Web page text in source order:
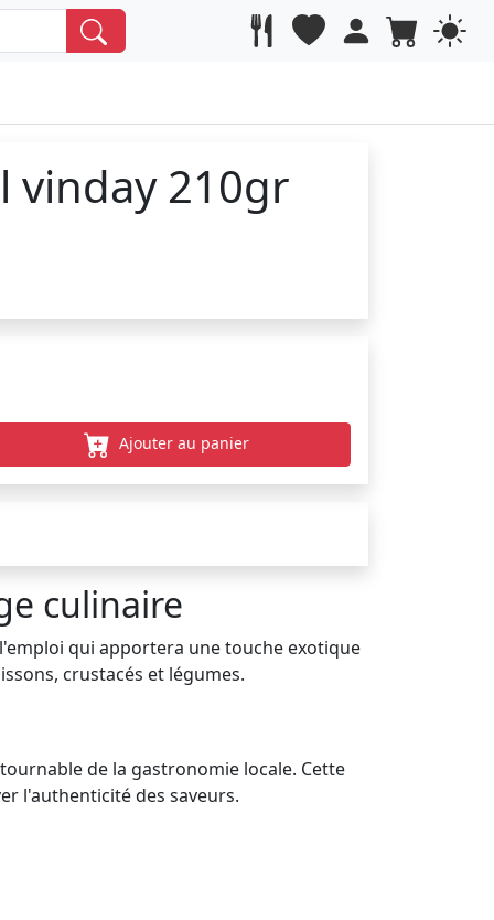
vinday 210gr
Ajouter au panier
culinaire
l'emploi qui apportera une touche exotique
crustacés et légumes.
de la gastronomie locale. Cette
l'authenticité des saveurs.